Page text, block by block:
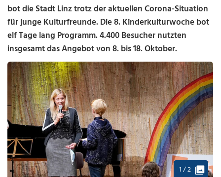
bot die Stadt Linz trotz der aktuellen Corona-Situation
für junge Kulturfreunde. Die 8. Kinderkulturwoche bot
elf Tage lang Programm. 4.400 Besucher nutzten
insgesamt das Angebot von 8. bis 18. Oktober.
1 / 2